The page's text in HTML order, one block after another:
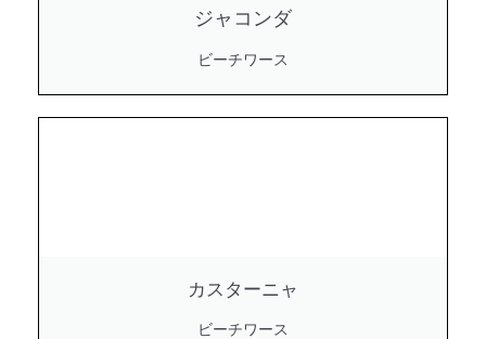
ジャコンダ
ビーチワース
カスターニャ
ビーチワース